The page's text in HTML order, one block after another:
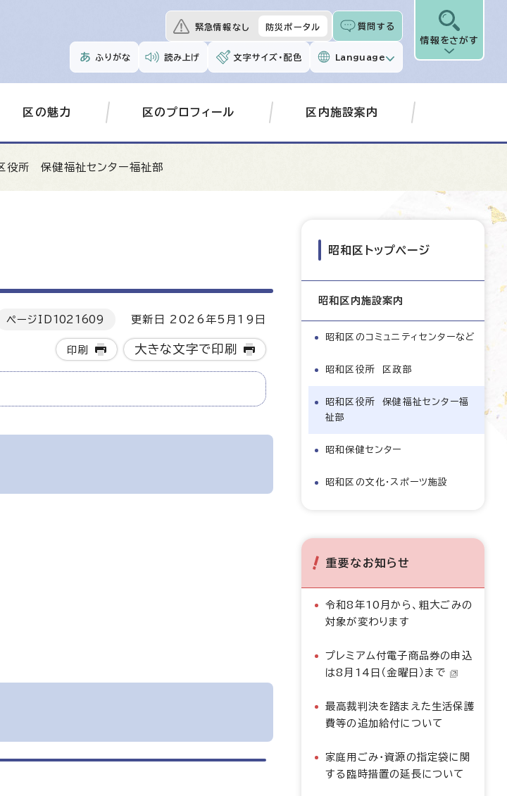
緊急情報なし 防災ポータル 質問する
ふりがな 読み上げ 文字サイズ・配色 Language
情報をさがす
区の魅力 区のプロフィール 区内施設案内
役所 保健福祉センター福祉部
ページID 1021609 更新日 2026年5月19日
印刷 大きな文字で印刷
昭和区トップページ
昭和区内施設案内
昭和区のコミュニティセンターなど
昭和区役所 区政部
昭和区役所 保健福祉センター福
祉部
昭和保健センター
昭和区の文化・スポーツ施設
重要なお知らせ
令和8年10月から、粗大ごみの
対象が変わります
プレミアム付電子商品券の申込
は8月14日（金曜日）まで
最高裁判決を踏まえた生活保護
費等の追加給付について
家庭用ごみ・資源の指定袋に関
する臨時措置の延長について